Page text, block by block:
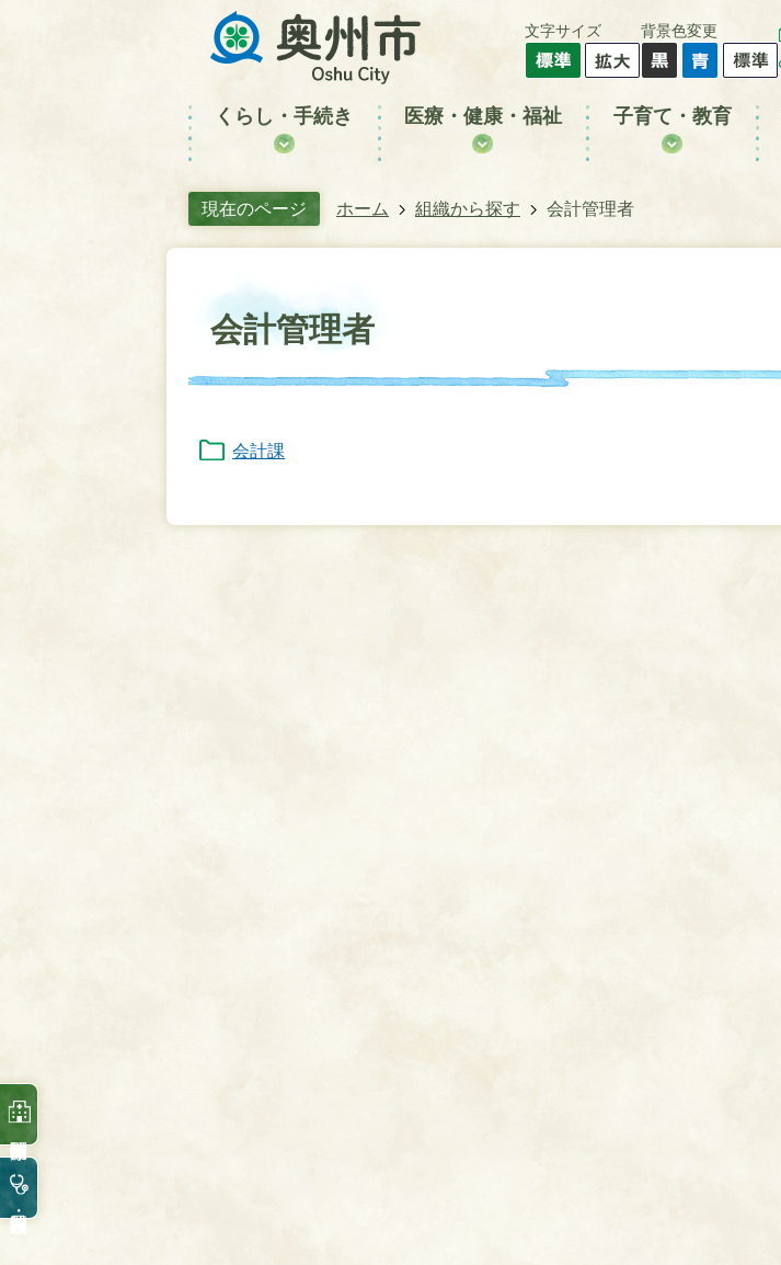
文字サイズ 背景色変更
くらし・手続き 医療・健康・福祉 子育て・教育
現在のページ ホーム 組織から探す 会計管理者
会計管理者
会計課